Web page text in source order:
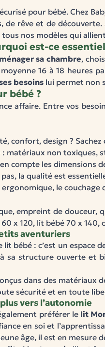
pour bébé. Chez
rêve et de
nos modèles qui
est-ce
sa chambre,
16 à 18 heures
besoins lui permet non
bébé ?
affaire. Entre vos
confort, design ? Sachez
: matériaux non toxiques,
compte les dimensions
pas, la qualité est
le
empreint de
x 120, lit bébé 70 x
aventuriers
lit bébé : c’est un espace
à sa structure ouverte et
dans des matériaux
sécurité et en toute
vers l’autonomie
préférer lelit
en soi et
âge, il est en mesure